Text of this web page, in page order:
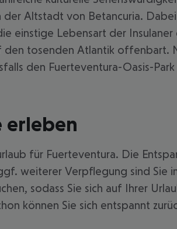
Altstadt von Betancuria.
einstige Lebensart der
tosenden Atlantik offenbart.
den Fuerteventura-Oasis-
erleben
für Fuerteventura. Die
weiterer Verpflegung sind Sie
sodass Sie sich auf Ihrer
können Sie sich entspannt